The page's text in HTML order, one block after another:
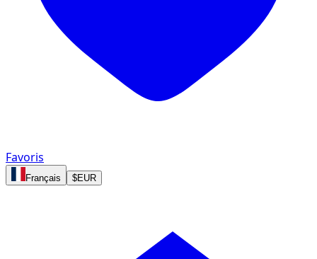
Favoris
Français $EUR